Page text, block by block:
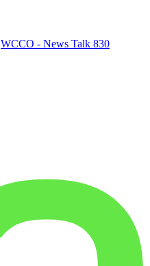
WCCO - News Talk 830